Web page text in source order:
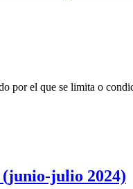
por el que se limita o
(junio-julio 2024)